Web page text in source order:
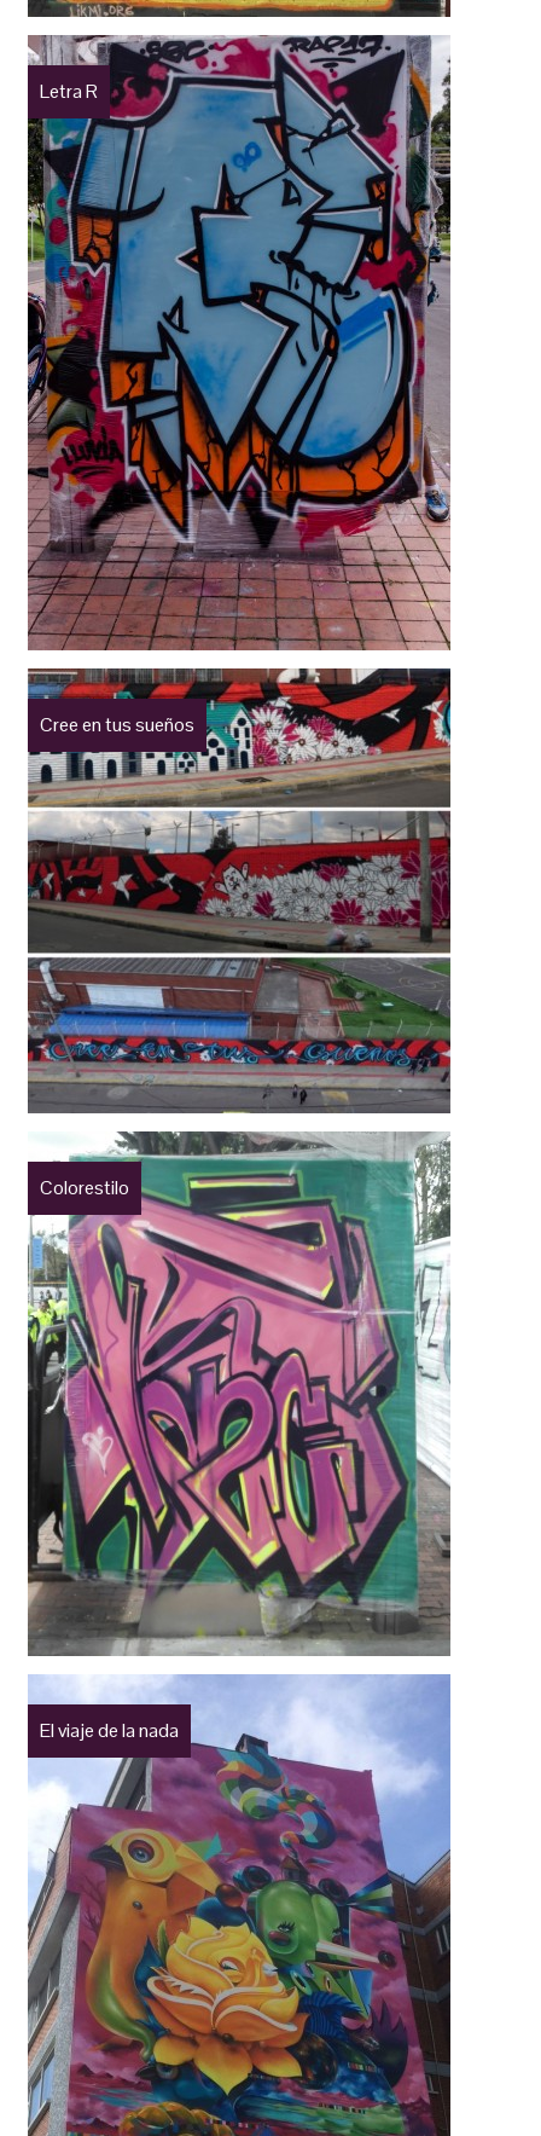
Letra R
Cree en tus sueños
Colorestilo
El viaje de la nada